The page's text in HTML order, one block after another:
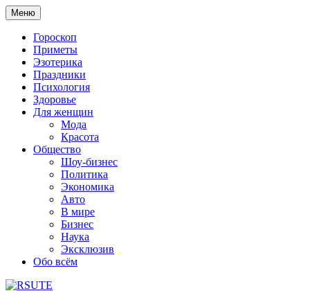
Меню
Гороскоп
Приметы
Эзотерика
Праздники
Психология
Здоровье
Для женщин
Мода
Красота
Общество
Шоу-бизнес
Политика
Экономика
Авто
В мире
Бизнес
Наука
Эксклюзив
Обо всём